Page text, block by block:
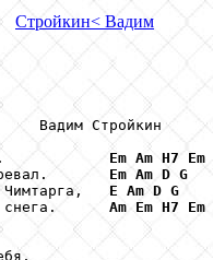
Стройкин< Вадим
Вадим Стройкин
снега. Em Am H7
Em
перевал. Em Am D G
Чимтарга, E Am D G
снега. Am Em H7
Em